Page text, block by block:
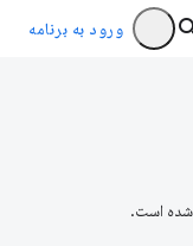
ورود به برنامه
است.